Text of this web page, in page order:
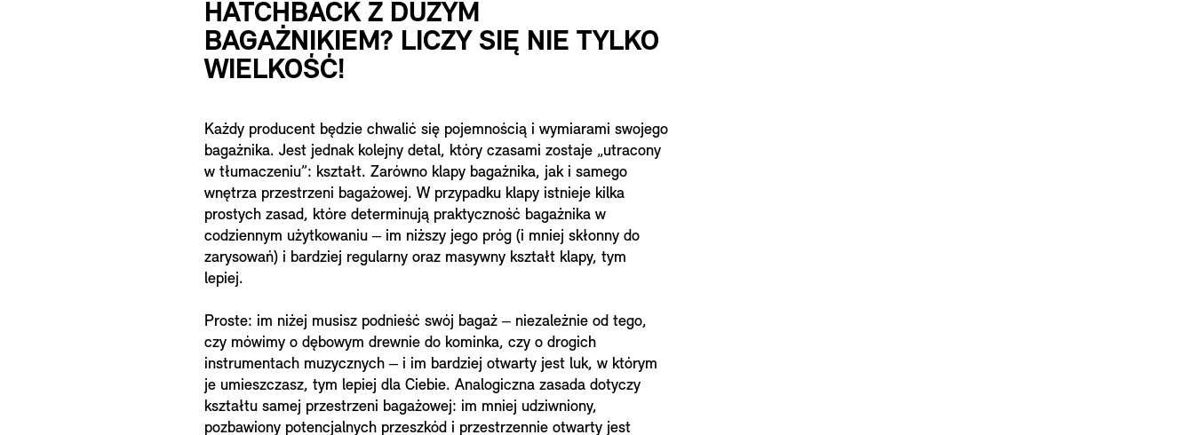
HATCHBACK Z DUŻYM
BAGAŻNIKIEM? LICZY SIĘ NIE TYLKO
WIELKOŚĆ!
Każdy producent będzie chwalić się pojemnością i wymiarami swojego
bagażnika. Jest jednak kolejny detal, który czasami zostaje „utracony
w tłumaczeniu”: kształt. Zarówno klapy bagażnika, jak i samego
wnętrza przestrzeni bagażowej. W przypadku klapy istnieje kilka
prostych zasad, które determinują praktyczność bagażnika w
codziennym użytkowaniu ‒ im niższy jego próg (i mniej skłonny do
zarysowań) i bardziej regularny oraz masywny kształt klapy, tym
lepiej.
Proste: im niżej musisz podnieść swój bagaż ‒ niezależnie od tego,
czy mówimy o dębowym drewnie do kominka, czy o drogich
instrumentach muzycznych ‒ i im bardziej otwarty jest luk, w którym
je umieszczasz, tym lepiej dla Ciebie. Analogiczna zasada dotyczy
kształtu samej przestrzeni bagażowej: im mniej udziwniony,
pozbawiony potencjalnych przeszkód i przestrzennie otwarty jest